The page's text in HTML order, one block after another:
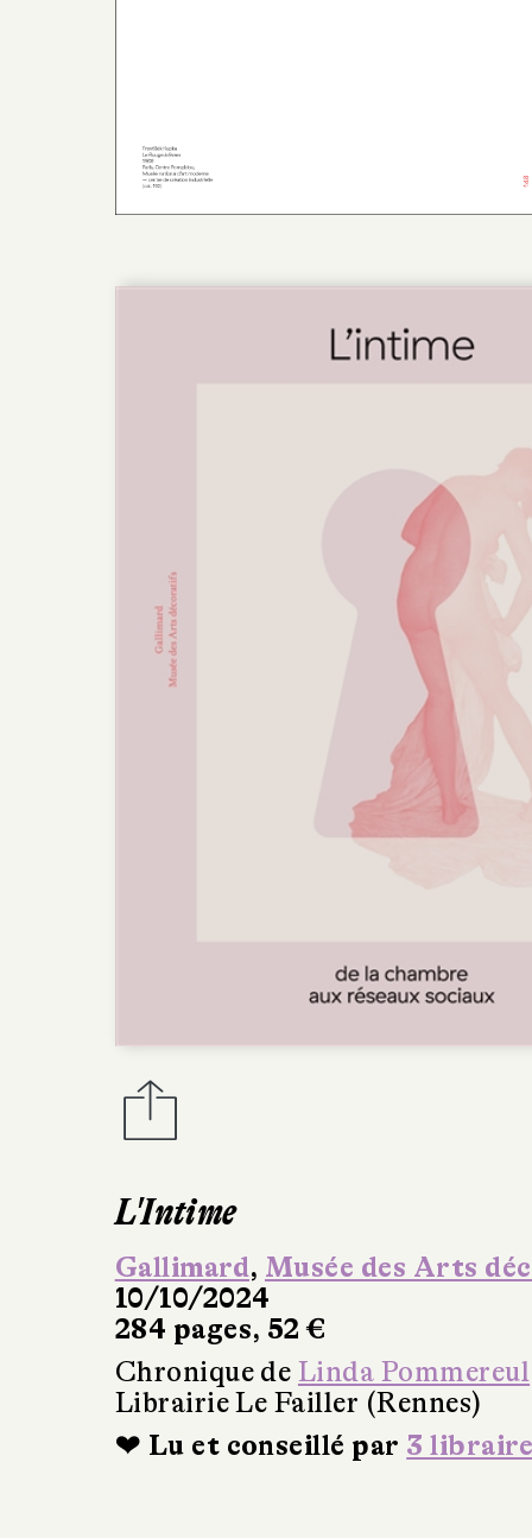
L'Intime
Gallimard, Musée des Arts
10/10/2024
284 pages, 52 €
Chronique de Linda Pommereul
Librairie Le Failler (Rennes)
❤ Lu et conseillé par 3